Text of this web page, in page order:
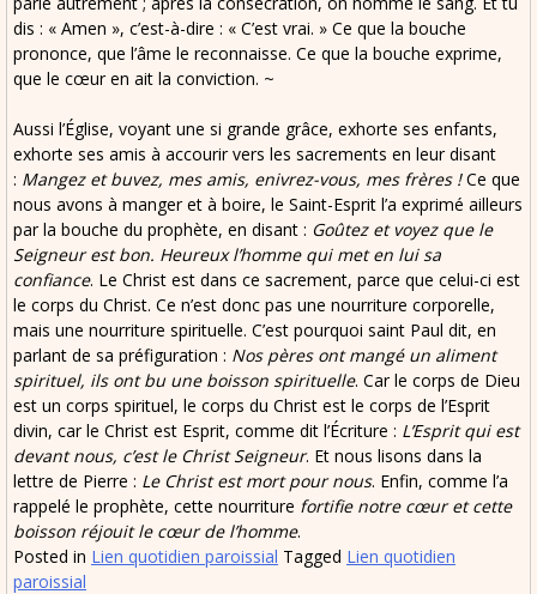
dis : « Amen », c’est-à-dire : « C’est vrai. » Ce que la bouche
prononce, que l’âme le reconnaisse. Ce que la bouche exprime,
que le cœur en ait la conviction. ~
Aussi l’Église, voyant une si grande grâce, exhorte ses enfants,
exhorte ses amis à accourir vers les sacrements en leur disant
: Mangez et buvez, mes amis, enivrez-vous, mes frères !Ce que
nous avons à manger et à boire, le Saint-Esprit l’a exprimé ailleurs
par la bouche du prophète, en disant : Goûtez et voyez que le
Seigneur est bon. Heureux l’homme qui met en lui sa
confiance. Le Christ est dans ce sacrement, parce que celui-ci est
le corps du Christ. Ce n’est donc pas une nourriture corporelle,
mais une nourriture spirituelle. C’est pourquoi saint Paul dit, en
parlant de sa préfiguration : Nos pères ont mangé un aliment
spirituel, ils ont bu une boisson spirituelle. Car le corps de Dieu
est un corps spirituel, le corps du Christ est le corps de l’Esprit
divin, car le Christ est Esprit, comme dit l’Écriture : L’Esprit qui est
devant nous, c’est le Christ Seigneur. Et nous lisons dans la
lettre de Pierre : Le Christ est mort pour nous. Enfin, comme l’a
rappelé le prophète, cette nourriture fortifie notre cœur et cette
boisson réjouit le cœur de l’homme.
Posted in Lien quotidien paroissial Tagged Lien quotidien
paroissial